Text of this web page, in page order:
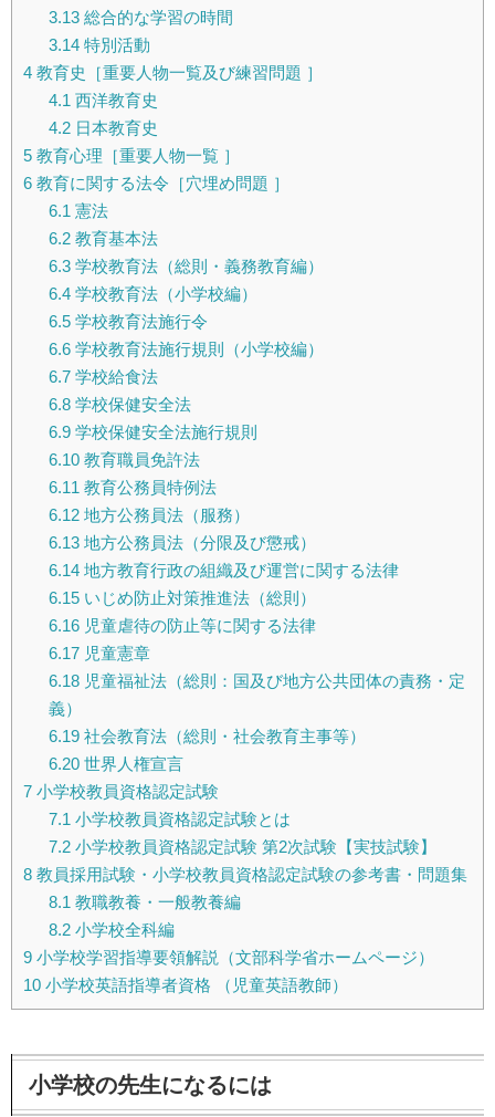
3.13総合的な学習の時間
3.14特別活動
4 教育史［重要人物一覧及び練習問題 ］
4.1 西洋教育史
4.2日本教育史
5 教育心理［重要人物一覧 ］
6 教育に関する法令［穴埋め問題 ］
6.1 憲法
6.2教育基本法
6.3学校教育法（総則・義務教育編）
6.4学校教育法（小学校編）
6.5学校教育法施行令
6.6学校教育法施行規則（小学校編）
6.7学校給食法
6.8学校保健安全法
6.9学校保健安全法施行規則
6.10教育職員免許法
6.11 教育公務員特例法
6.12地方公務員法（服務）
6.13地方公務員法（分限及び懲戒）
6.14地方教育行政の組織及び運営に関する法律
6.15いじめ防止対策推進法（総則）
6.16児童虐待の防止等に関する法律
6.17児童憲章
6.18児童福祉法（総則：国及び地方公共団体の責務・定
義）
6.19社会教育法（総則・社会教育主事等）
6.20世界人権宣言
7 小学校教員資格認定試験
7.1 小学校教員資格認定試験とは
7.2小学校教員資格認定試験 第2次試験【実技試験】
8 教員採用試験・小学校教員資格認定試験の参考書・問題集
8.1 教職教養・一般教養編
8.2小学校全科編
9 小学校学習指導要領解説（文部科学省ホームページ）
10 小学校英語指導者資格 （児童英語教師）
小学校の先生になるには